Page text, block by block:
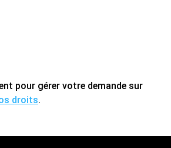
pour gérer votre demande sur
droits.